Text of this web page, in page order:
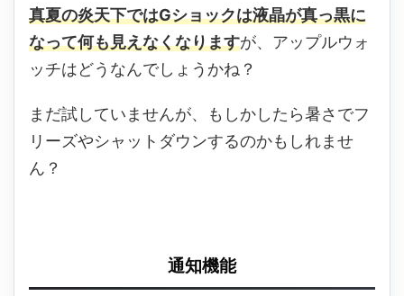
真夏の炎天下ではGショックは液晶が真っ黒に
なって何も見えなくなりますが、アップルウォ
ッチはどうなんでしょうかね？
まだ試していませんが、もしかしたら暑さでフ
リーズやシャットダウンするのかもしれませ
ん？
通知機能